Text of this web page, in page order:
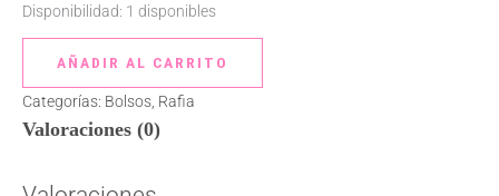
Disponibilidad: 1 disponibles
AÑADIR AL CARRITO
Categorías: Bolsos Rafia
Valoraciones (0)